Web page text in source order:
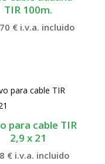
TIR 100m.
€ i.v.a. incluido
para cable TIR
2,9 x 21
€ i.v.a. incluido